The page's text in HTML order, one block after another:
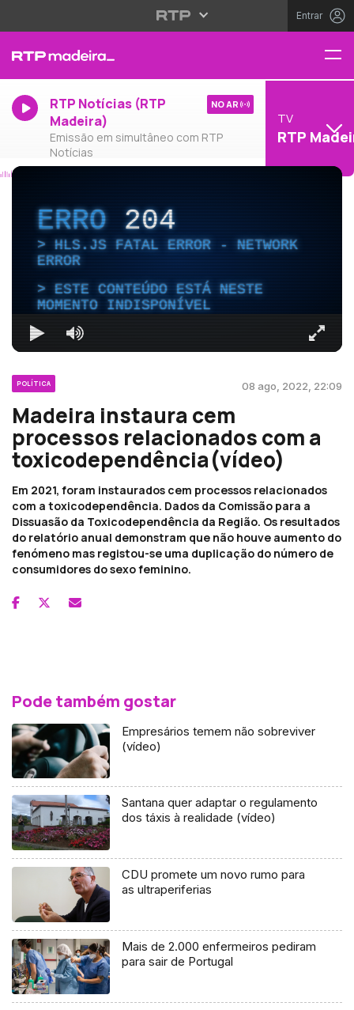
Entrar
RTP Notícias (RTP
Madeira)
Emissão em simultâneo com RTP
Notícias
NO AR
TV
RTP
ERRO204
HLS.JS FATAL ERROR - NETWORK
ERROR
ESTE CONTEÚDO ESTÁ NESTE
MOMENTO INDISPONÍVEL
POLÍTICA 08 ago, 2022, 22:09
Madeira instaura cem
processos relacionados com a
toxicodependência(vídeo)
Em 2021, foram instaurados cem processos relacionados
com a toxicodependência. Dados da Comissão para a
Dissuasão da Toxicodependência da Região. Os resultados
do relatório anual demonstram que não houve aumento do
fenómeno mas registou-se uma duplicação do número de
consumidores do sexo feminino.
Pode também gostar
Empresários temem não sobreviver
(vídeo)
Santana quer adaptar o regulamento
dos táxis à realidade (vídeo)
CDU promete um novo rumo para
as ultraperiferias
Mais de 2.000 enfermeiros pediram
para sair de Portugal